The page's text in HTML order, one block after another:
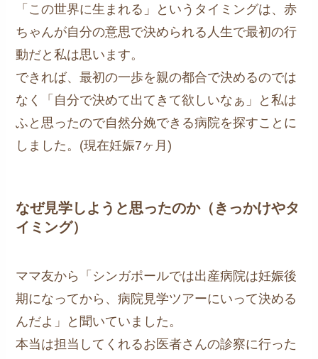
「この世界に生まれる」というタイミングは、赤
ちゃんが自分の意思で決められる人生で最初の行
動だと私は思います。
できれば、最初の一歩を親の都合で決めるのでは
なく「自分で決めて出てきて欲しいなぁ」と私は
ふと思ったので自然分娩できる病院を探すことに
しました。(現在妊娠7ヶ月)
なぜ見学しようと思ったのか（きっかけやタ
イミング）
ママ友から「シンガポールでは出産病院は妊娠後
期になってから、病院見学ツアーにいって決める
んだよ」と聞いていました。
本当は担当してくれるお医者さんの診察に行った